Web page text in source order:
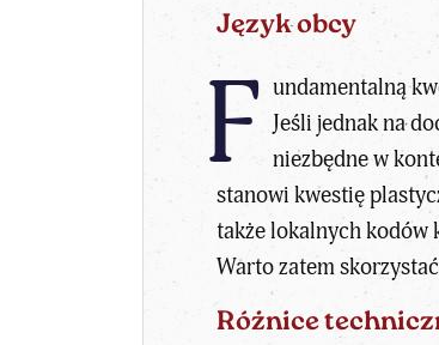
Język obcy
F undamentalną
Jeśli jednak na
niezbędne w
stanowi kwestię
także lokalnych kodów
Warto zatem
Różnice